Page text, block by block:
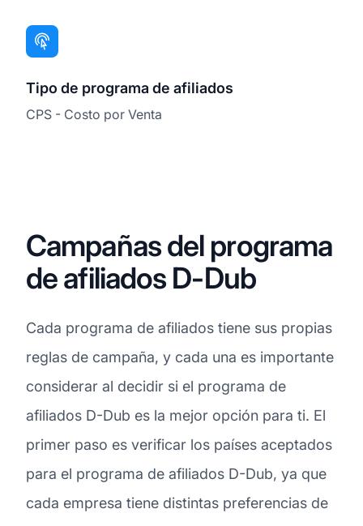
Tipo de programa de afiliados
CPS - Costo por Venta
Campañas del programa
de afiliados D-Dub
Cada programa de afiliados tiene sus propias
reglas de campaña, y cada una es importante
considerar al decidir si el programa de
afiliados D-Dub es la mejor opción para ti. El
primer paso es verificar los países aceptados
para el programa de afiliados D-Dub, ya que
cada empresa tiene distintas preferencias de